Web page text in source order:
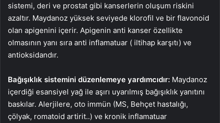
sistemi, deri ve prostat gibi kanserlerin oluşum riskini
azaltır. Maydanoz yüksek seviyede klorofil ve bir flavonoid
olan apigenini içerir. Apigenin anti kanser özellikte
olmasının yanı sıra anti inflamatuar ( iltihap karşıtı) ve
antioksidandır.
Bağışıklık sistemini düzenlemeye yardımcıdır: Maydanoz
içerdiği esansiyel yağ ile aşırı uyarılmış bağışıklık yanıtını
baskılar. Alerjilere, oto immün (MS, Behçet hastalığı,
çölyak, romatoid artirit..) ve kronik inflamatuar